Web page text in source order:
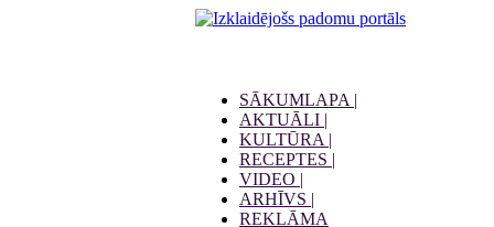
SĀKUMLAPA |
AKTUĀLI |
KULTŪRA |
RECEPTES |
VIDEO |
ARHĪVS |
REKLĀMA